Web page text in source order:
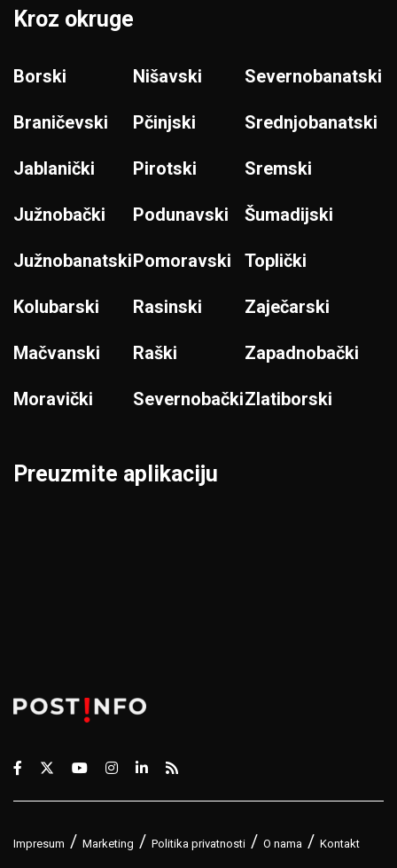
Kroz okruge
Borski
Braničevski
Jablanički
Južnobački
Južnobanatski
Kolubarski
Mačvanski
Moravički
Nišavski
Pčinjski
Pirotski
Podunavski
Pomoravski
Rasinski
Raški
Severnobački
Severnobanatski
Srednjobanatski
Sremski
Šumadijski
Toplički
Zaječarski
Zapadnobački
Zlatiborski
Preuzmite aplikaciju
Impresum Marketing Politika privatnosti O nama Kontakt